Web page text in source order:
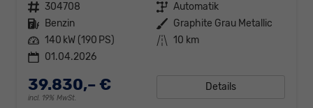
Fahrzeugnr. 304708 Getriebe Automatik
Kraftstoff Benzin Außenfarbe Graphite Grau Metallic
Leistung 140 kW (190 PS) Kilometerstand 10 km
01.04.2026
39.830,– €
incl. 19% MwSt.
Details